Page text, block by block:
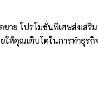
ย โปรโมชั่นพิเศษส่งเสริ
ให้คุณเติบโตในการทำธุร